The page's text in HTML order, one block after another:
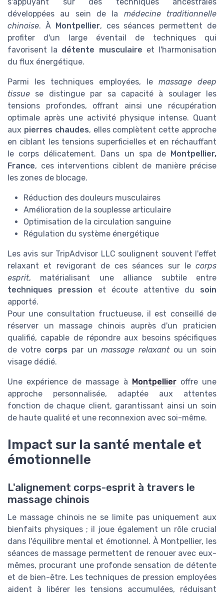
développées au sein de la médecine traditionnelle
chinoise. À Montpellier, ces séances permettent de
profiter d'un large éventail de techniques qui
favorisent la détente musculaire et l'harmonisation
du flux énergétique.
Parmi les techniques employées, le massage deep
tissue se distingue par sa capacité à soulager les
tensions profondes, offrant ainsi une récupération
optimale après une activité physique intense. Quant
aux pierres chaudes, elles complètent cette approche
en ciblant les tensions superficielles et en réchauffant
le corps délicatement. Dans un spa de Montpellier,
France, ces interventions ciblent de manière précise
les zones de blocage.
Réduction des douleurs musculaires
Amélioration de la souplesse articulaire
Optimisation de la circulation sanguine
Régulation du système énergétique
Les avis sur TripAdvisor LLC soulignent souvent l'effet
relaxant et revigorant de ces séances sur le corps
esprit, matérialisant une alliance subtile entre
techniques pression et écoute attentive du soin
apporté.
Pour une consultation fructueuse, il est conseillé de
réserver un massage chinois auprès d'un praticien
qualifié, capable de répondre aux besoins spécifiques
de votre corps par unmassage relaxantou un soin
visage dédié.
Une expérience de massage à Montpellieroffre une
approche personnalisée, adaptée aux attentes
fonction de chaque client, garantissant ainsi un soin
de haute qualité et une reconnexion avec soi-même.
Impact sur la santé mentale et
émotionnelle
L'alignement corps-esprit à travers le
massage chinois
Le massage chinois ne se limite pas uniquement aux
bienfaits physiques ; il joue également un rôle crucial
dans l'équilibre mental et émotionnel. À Montpellier, les
séances de massage permettent de renouer avec eux-
mêmes, procurant une profonde sensation de détente
et de bien-être. Les techniques de pression employées
aident à libérer les tensions accumulées, réduisant